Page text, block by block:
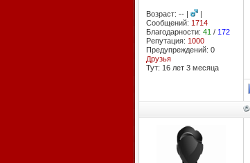
Возраст: -- |
|
Сообщений: 1714
Благодарности: 41 / 172
Репутация: 1000
Предупреждений: 0
Друзья
Тут: 16 лет 3 месяцa